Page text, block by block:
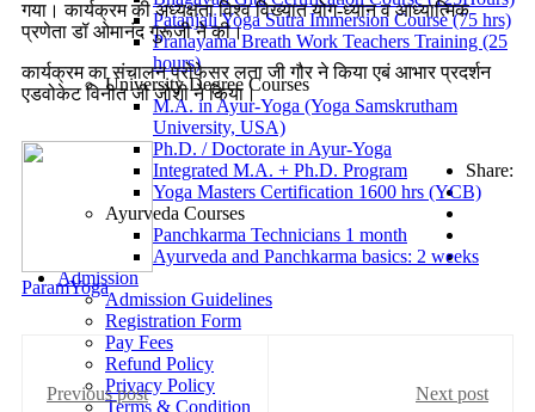
Patanjali Yoga Sutra Immersion Course (75 hrs)
Pranayama Breath Work Teachers Training (25
hours)
University Degree Courses
M.A. in Ayur-Yoga (Yoga Samskrutham
University, USA)
Ph.D. / Doctorate in Ayur-Yoga
Integrated M.A. + Ph.D. Program
Yoga Masters Certification 1600 hrs (YCB)
Ayurveda Courses
Panchkarma Technicians 1 month
Ayurveda and Panchkarma basics: 2 weeks
Admission
Admission Guidelines
Registration Form
Pay Fees
Refund Policy
Privacy Policy
Terms & Condition
गया। कार्यक्रम की अध्यक्षता विश्व विख्यात योग-ध्यान व आध्यात्मिक
प्रणेता डॉ ओमानंद गुरूजी ने की।
कार्यक्रम का संचालन प्रोफेसर लता जी गौर ने किया एबं आभार प्रदर्शन
एडवोकेट विनीत जी जोशी ने किया।
Share:
ParamYoga
Previous post
Next post